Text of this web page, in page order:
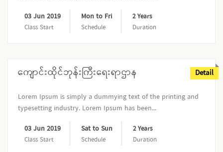
03 Jun 2019
Class Start
Mon to Fri
Schedule
2 Years
Duration
Detail
ကျောင်းထိုင်ဘုန်းကြီးရေးရာဌာန
Lorem Ipsum is simply a dummying text of the printing and
typesetting industry. Lorem Ipsum has been...
03 Jun 2019
Class Start
Sat to Sun
Schedule
2 Years
Duration